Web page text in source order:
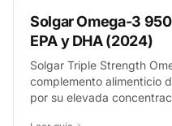
Solgar Omega-3
EPA y DHA (2024)
Solgar Triple Strength
complemento alimenticio
por su elevada